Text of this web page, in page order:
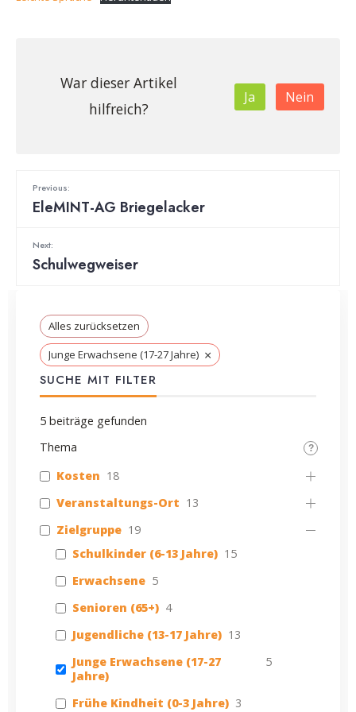
War dieser Artikel
hilfreich?
Ja Nein
Previous:
EleMINT-AG Briegelacker
Next:
Schulwegweiser
Alles zurücksetzen
Junge Erwachsene (17-27 Jahre) ×
SUCHE MIT FILTER
5 beiträge gefunden
Thema
Kosten 18
Veranstaltungs-Ort 13
Zielgruppe 19
Schulkinder (6-13 Jahre) 15
Erwachsene 5
Senioren (65+) 4
Jugendliche (13-17 Jahre) 13
Junge Erwachsene (17-27
Jahre)
5
Frühe Kindheit (0-3 Jahre) 3